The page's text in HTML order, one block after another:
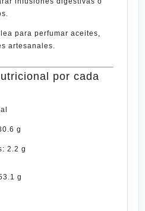
para perfumar aceites,
artesanales
por cada
g
2.2 g
g